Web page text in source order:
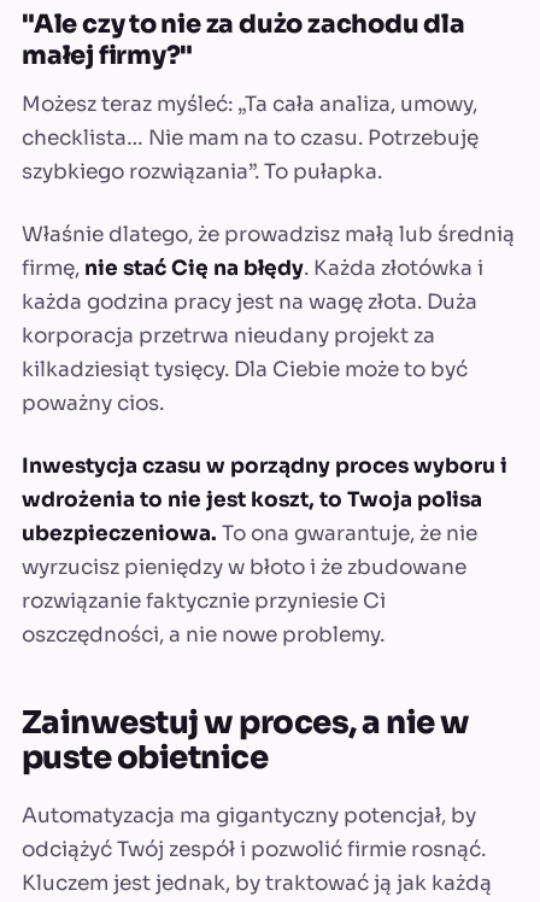
"Ale czy to nie za dużo zachodu dla
małej firmy?"
Możesz teraz myśleć: „Ta cała analiza, umowy,
checklista… Nie mam na to czasu. Potrzebuję
szybkiego rozwiązania”. To pułapka.
Właśnie dlatego, że prowadzisz małą lub średnią
firmę, nie stać Cię na błędy. Każda złotówka i
każda godzina pracy jest na wagę złota. Duża
korporacja przetrwa nieudany projekt za
kilkadziesiąt tysięcy. Dla Ciebie może to być
poważny cios.
Inwestycja czasu w porządny proces wyboru i
wdrożenia to nie jest koszt, to Twoja polisa
ubezpieczeniowa. To ona gwarantuje, że nie
wyrzucisz pieniędzy w błoto i że zbudowane
rozwiązanie faktycznie przyniesie Ci
oszczędności, a nie nowe problemy.
Zainwestuj w proces, a nie w
puste obietnice
Automatyzacja ma gigantyczny potencjał, by
odciążyć Twój zespół i pozwolić firmie rosnąć.
Kluczem jest jednak, by traktować ją jak każdą